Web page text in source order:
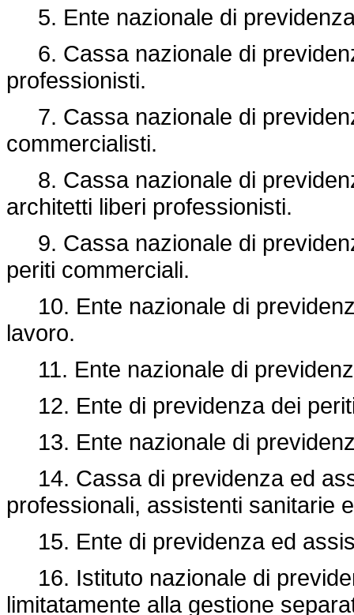
5. Ente nazionale di
6. Cassa nazionale di
professionisti.
7. Cassa nazionale di
commercialisti.
8. Cassa nazionale di
architetti liberi professionisti.
9. Cassa nazionale di
periti commerciali.
10. Ente nazionale di
lavoro.
11. Ente nazionale di
12. Ente di previdenza dei
13. Ente nazionale di
14. Cassa di previdenza ed
professionali, assistenti sanitarie
15. Ente di previdenza ed
16. Istituto nazionale di
limitatamente alla gestione